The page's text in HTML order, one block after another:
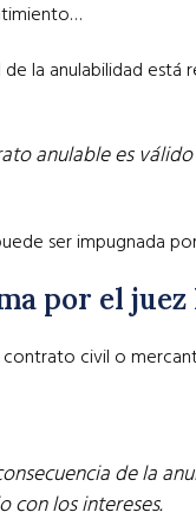
la anulabilidad está
anulable es
ser impugnada
por el
civil o
de la
con los intereses.